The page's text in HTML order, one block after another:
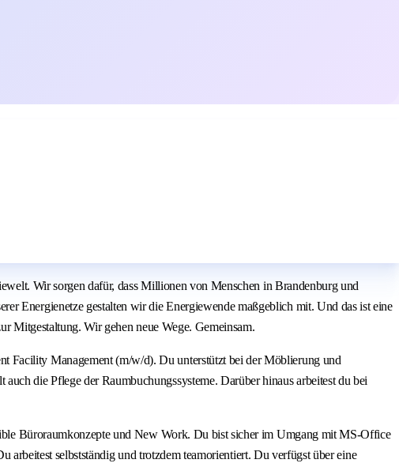
Wir sorgen dafür, dass Millionen von Menschen in Brandenburg und
Energienetze gestalten wir die Energiewende maßgeblich mit. Und das ist eine
Mitgestaltung. Wir gehen neue Wege. Gemeinsam.
Facility Management (m/w/d). Du unterstützt bei der Möblierung und
die Pflege der Raumbuchungssysteme. Darüber hinaus arbeitest du bei
Büroraumkonzepte und New Work. Du bist sicher im Umgang mit MS-Office
selbstständig und trotzdem teamorientiert. Du verfügst über eine